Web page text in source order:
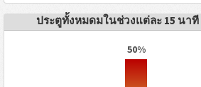
ประตูทั้งหมดมในช่วงแต่ละ 15 นาที
50%